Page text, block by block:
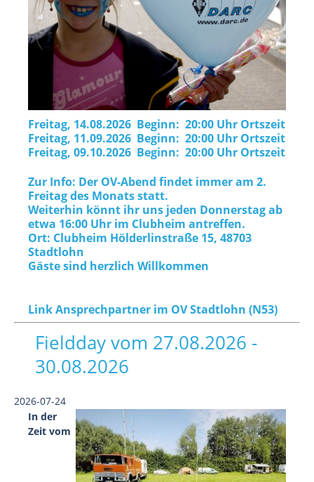
Freitag, 14.08.2026 Beginn: 20:00 Uhr Ortszeit
Freitag, 11.09.2026 Beginn: 20:00 Uhr Ortszeit
Freitag, 09.10.2026 Beginn: 20:00 Uhr Ortszeit
Zur Info: Der OV-Abend findet immer am 2.
Freitag des Monats statt.
Weiterhin könnt ihr uns jeden Donnerstag ab
etwa 16:00 Uhr im Clubheim antreffen.
Ort: Clubheim Hölderlinstraße 15, 48703
Stadtlohn
Gäste sind herzlich Willkommen
Link Ansprechpartner im OV Stadtlohn (N53)
Fieldday vom 27.08.2026 -
30.08.2026
2026-07-24
In der
Zeit vom